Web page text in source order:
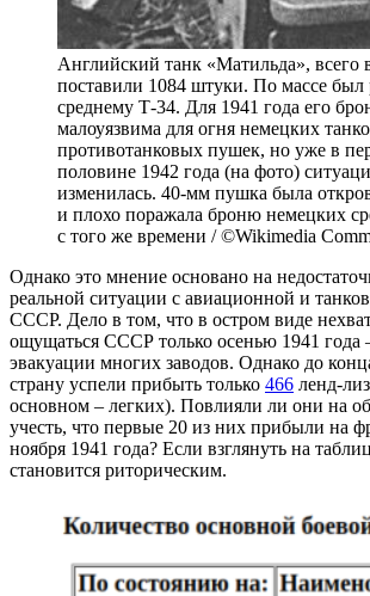
Английский танк «Матильда»,
поставили 1084 штуки. По массе был
среднему Т-34. Для 1941 года его
малоуязвима для огня немецких
противотанковых пушек, но уже в
половине 1942 года (на фото)
изменилась. 40-мм пушка была
и плохо поражала броню немецких
с того же времени / ©Wikimedia
Однако это мнение основано на
реальной ситуации с авиационной и
СССР. Дело в том, что в остром виде
ощущаться СССР только осенью 1941 года
эвакуации многих заводов. Однако до
страну успели прибыть только 466 ленд-
основном – легких). Повлияли ли они на
учесть, что первые 20 из них прибыли на
ноября 1941 года? Если взглянуть на
становится риторическим.